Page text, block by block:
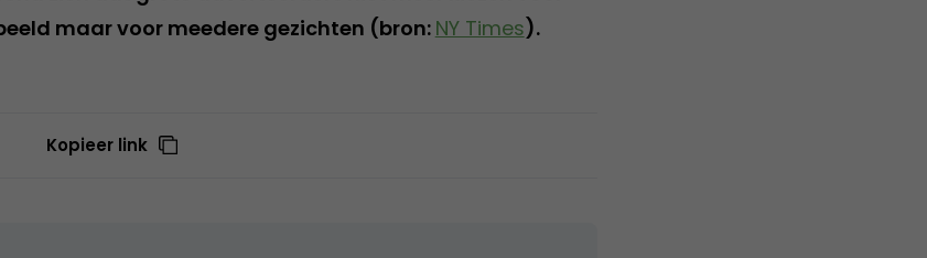
maar voor meedere gezichten (bron:NY Times).
Kopieer link